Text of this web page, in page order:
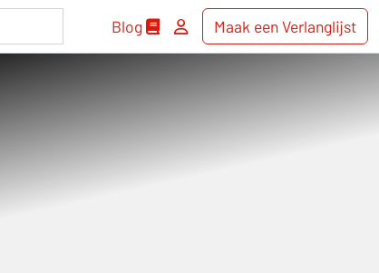
Blog Maak een Verlanglijst